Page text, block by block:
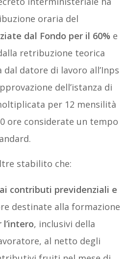
oraria del
dal Fondo per il 60% e
retribuzione teorica
datore di lavoro all’Inps
dell’istanza di
per 12 mensilità
ore considerate un tempo
stabilito che:
contributi previdenziali e
destinate alla formazione
, inclusivi della
al netto degli